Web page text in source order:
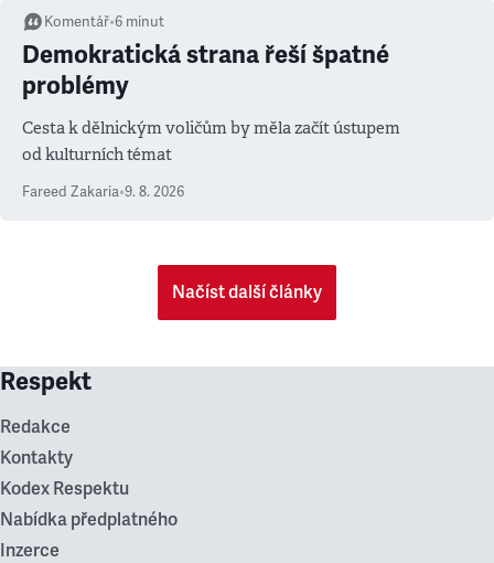
Komentář•6 minut
Demokratická strana řeší špatné
problémy
Cesta k dělnickým voličům by měla začít ústupem
od kulturních témat
Fareed Zakaria•9. 8. 2026
Načíst další články
Respekt
Redakce
Kontakty
Kodex Respektu
Nabídka předplatného
Inzerce